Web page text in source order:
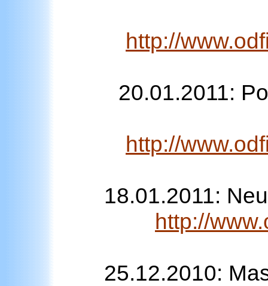
http://
20.01.2011:
http://
18.01.2011:
http://
25.12.2010: